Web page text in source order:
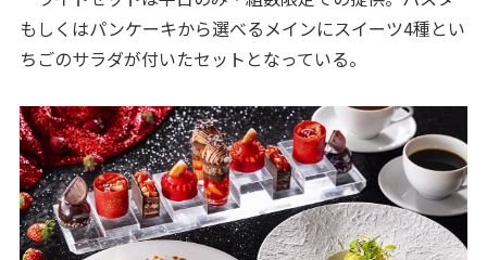
もしくはパンケーキから選べるメインにスイーツ4種とい
ちごのサラダが付いたセットとなっている。